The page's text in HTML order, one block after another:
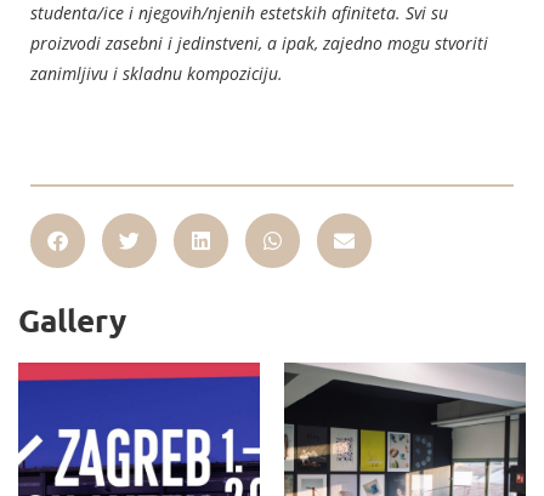
studenta/ice i njegovih/njenih estetskih afiniteta. Svi su
proizvodi zasebni i jedinstveni, a ipak, zajedno mogu stvoriti
zanimljivu i skladnu kompoziciju.
Gallery